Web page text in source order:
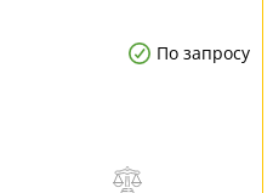
По запросу